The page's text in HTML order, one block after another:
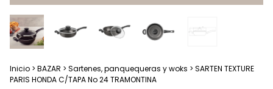
Inicio > BAZAR > Sartenes, panquequeras y woks > SARTEN TEXTURE
PARIS HONDA C/TAPA No 24 TRAMONTINA